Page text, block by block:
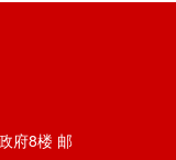
府8楼 邮